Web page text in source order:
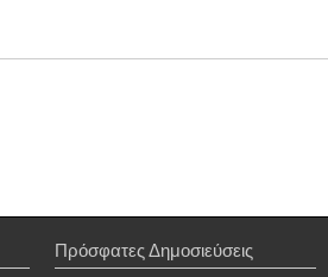
Πρόσφατες Δημοσιεύσεις